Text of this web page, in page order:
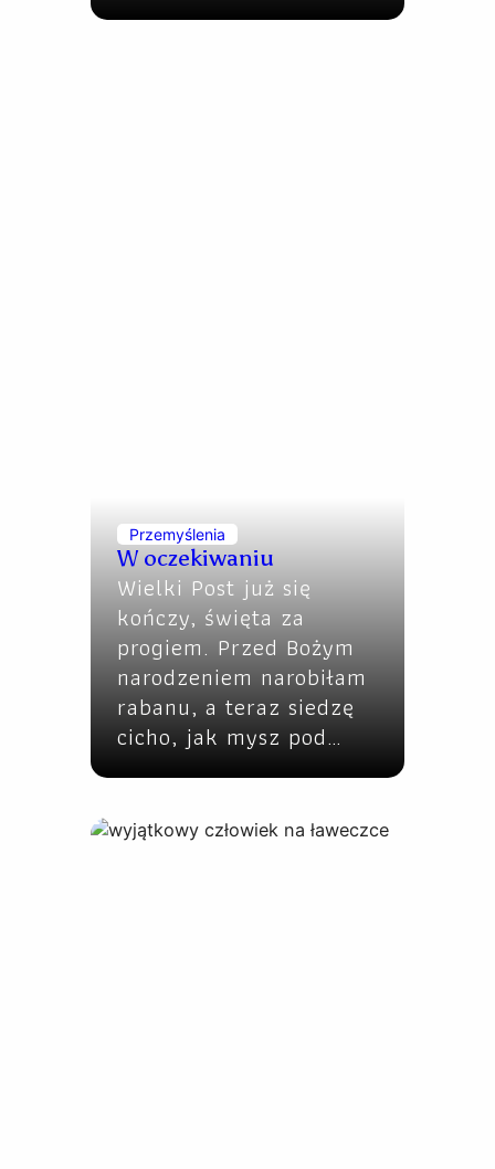
Przemyślenia
W oczekiwaniu
Wielki Post już się
kończy, święta za
progiem. Przed Bożym
narodzeniem narobiłam
rabanu, a teraz siedzę
cicho, jak mysz pod…